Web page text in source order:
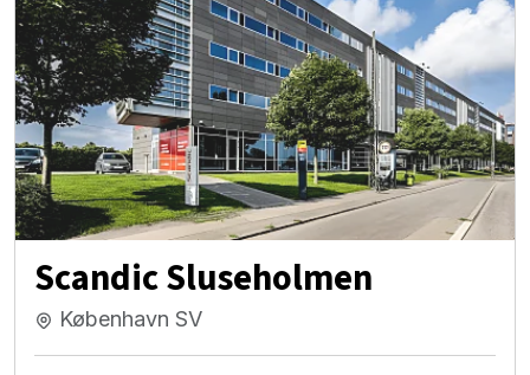
Scandic Sluseholmen
København SV